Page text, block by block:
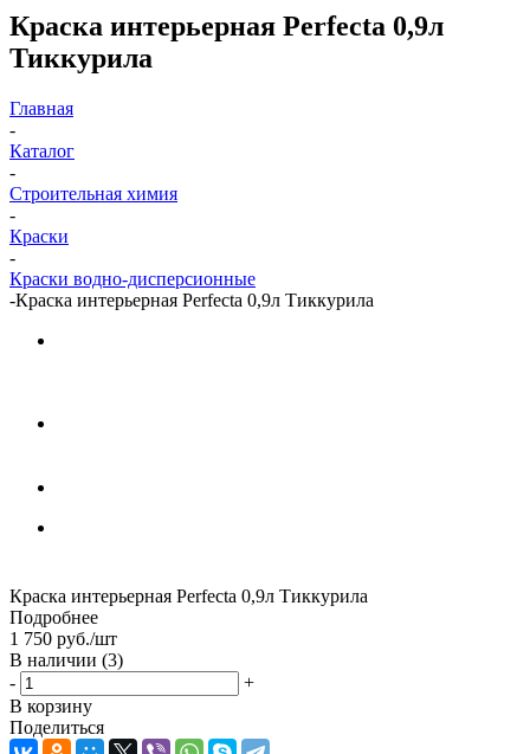
Краска интерьерная Perfecta 0,9л
Тиккурила
Главная
-
Каталог
-
Строительная химия
-
Краски
-
Краски водно-дисперсионные
-Краска интерьерная Perfecta 0,9л Тиккурила
Краска интерьерная Perfecta 0,9л Тиккурила
Подробнее
1 750 руб./шт
В наличии (3)
-
+
В корзину
Поделиться